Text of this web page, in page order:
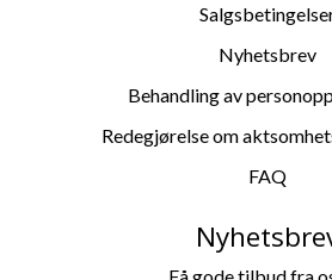
Nyhetsbrev
Behandling av
Redegjørelse om
FAQ